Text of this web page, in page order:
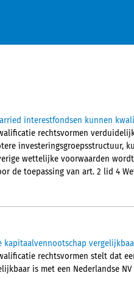
interestfondsen kunnen
rechtsvormen
investeringsgroepsstructuur,
wettelijke voorwaarden
de toepassing van art. 2 lid 4
rechtsvormen stelt dat
is met een Nederlandse NV